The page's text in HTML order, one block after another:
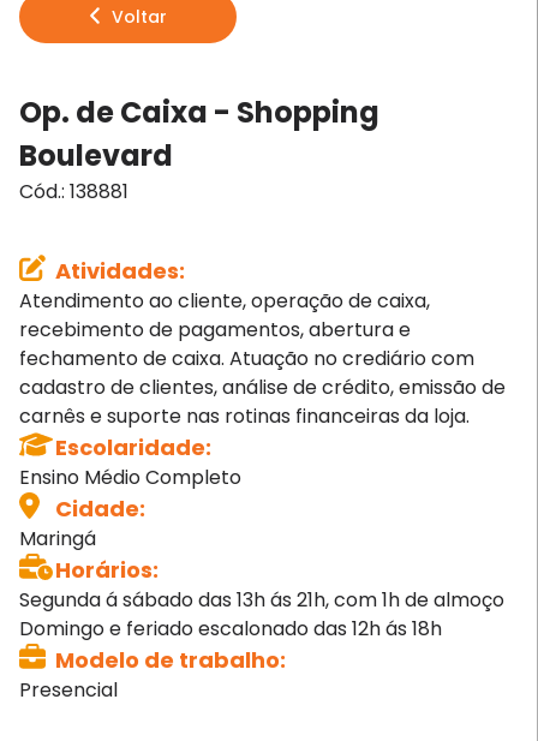
Voltar
Op. de Caixa - Shopping
Boulevard
Cód.: 138881
Atividades:
Atendimento ao cliente, operação de caixa,
recebimento de pagamentos, abertura e
fechamento de caixa. Atuação no crediário com
cadastro de clientes, análise de crédito, emissão de
carnês e suporte nas rotinas financeiras da loja.
Escolaridade:
Ensino Médio Completo
Cidade:
Maringá
Horários:
Segunda á sábado das 13h ás 21h, com 1h de almoço
Domingo e feriado escalonado das 12h ás 18h
Modelo de trabalho:
Presencial